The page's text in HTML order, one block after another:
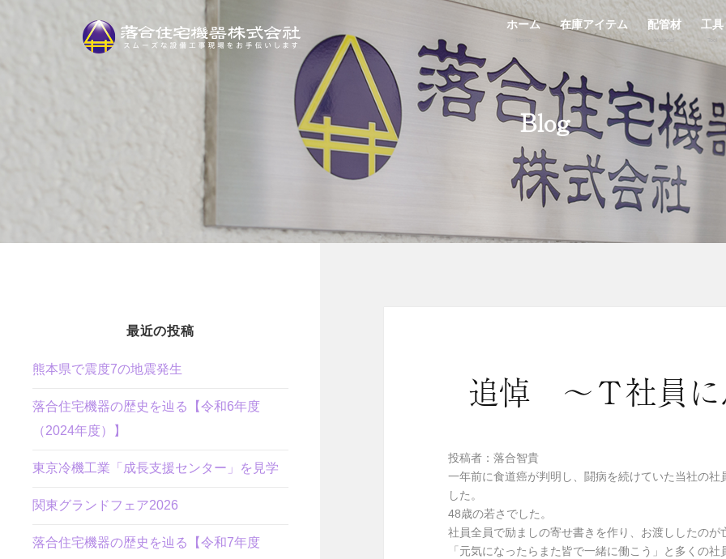
ホーム 在庫アイテム
StockList
配管材 工具
Blog
最近の投稿
熊本県で震度7の地震発生
落合住宅機器の歴史を辿る【令和6年度
（2024年度）】
東京冷機工業「成長支援センター」を見学
関東グランドフェア2026
落合住宅機器の歴史を辿る【令和7年度
追悼 ～Ｔ社員に
投稿者：落合智貴
一年前に食道癌が判明し、闘病を続けていた当社の
した。
48歳の若さでした。
社員全員で励ましの寄せ書きを作り、お渡ししたのが
「元気になったらまた皆で一緒に働こう」と多くの